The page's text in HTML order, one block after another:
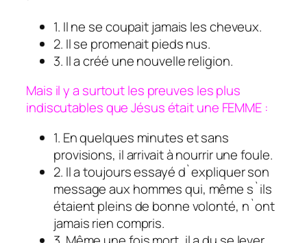
1. Il ne se coupait jamais les cheveux.
2. Il se promenait pieds nus.
3. Il a créé une nouvelle religion.
Mais il y a surtout les preuves les plus
indiscutables que Jésus était une FEMME :
1. En quelques minutes et sans
provisions, il arrivait à nourrir une foule.
2. Il a toujours essayé d`expliquer son
message aux hommes qui, même s`ils
étaient pleins de bonne volonté, n`ont
jamais rien compris.